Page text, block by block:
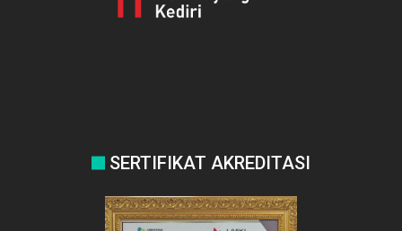
SERTIFIKAT AKREDITASI